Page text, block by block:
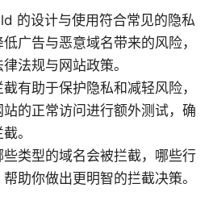
的设计与使用符合常见的隐私
广告与恶意域名带来的风险，
法规与网站政策。
有助于保护隐私和减轻风险，
的正常访问进行额外测试，确
。
类型的域名会被拦截，哪些行
助你做出更明智的拦截决策。